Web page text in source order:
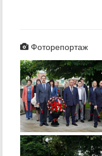
Фоторепортаж